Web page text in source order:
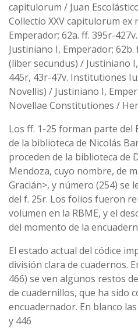
capitulorum / Juan
Collectio XXV capitulorum ex
Emperador; 62a. ff. 395r-
Justiniano I, Emperador; 62b.
(liber secundus) / Justiniano
445r, 43r-47v. Institutiones
Novellis) / Justiniano I,
Novellae Constitutiones /
Los ff. 1-25 forman parte del
de la biblioteca de Nicolás
proceden de la biblioteca de
Mendoza, cuyo nombre, de
Gracián>, y número (254) se
del f. 25r. Los folios fueron
volumen en la RBME, y el
del momento de la
El estado actual del códice
división clara de cuadernos.
466) se ven algunos restos
de cuadernillos, que ha sido
encuadernador. En blanco
y 446